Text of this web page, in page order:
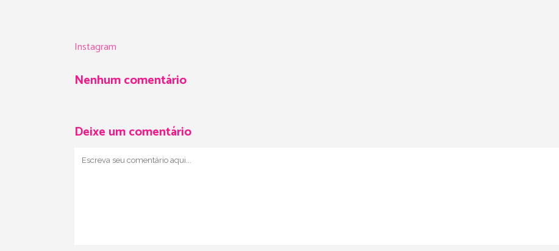
Instagram
Nenhum comentário
Deixe um comentário